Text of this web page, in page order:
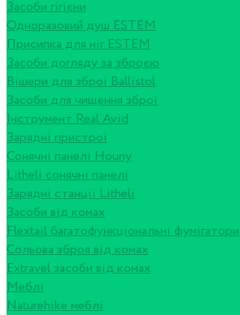
Засоби гігієни
Одноразовий душ ESTEM
Присипка для ніг ESTEM
Засоби догляду за зброєю
Вішери для зброї Ballistol
Засоби для чищення зброї
Інструмент Real Avid
Зарядні пристрої
Сонячні панелі Houny
Litheli сонячні панелі
Зарядні станції Litheli
Засоби від комах
Flextail багатофункціональні фумігатори
Сольова зброя від комах
Extravel засоби від комах
Меблі
Naturehike меблі